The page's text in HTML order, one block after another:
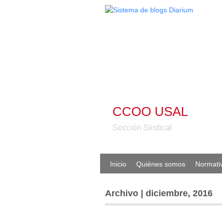
CCOO USAL
Sección Sindical
Inicio Quiénes somos
Archivo | diciembre, 2016